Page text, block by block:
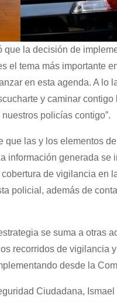
la decisión de
el tema más importante
en esta agenda. A lo
y caminar
policías contigo”.
que las y los elementos
información generada
de vigilancia
policial, además de
se suma a otras
recorridos de vigilancia
desde la
Ciudadana,